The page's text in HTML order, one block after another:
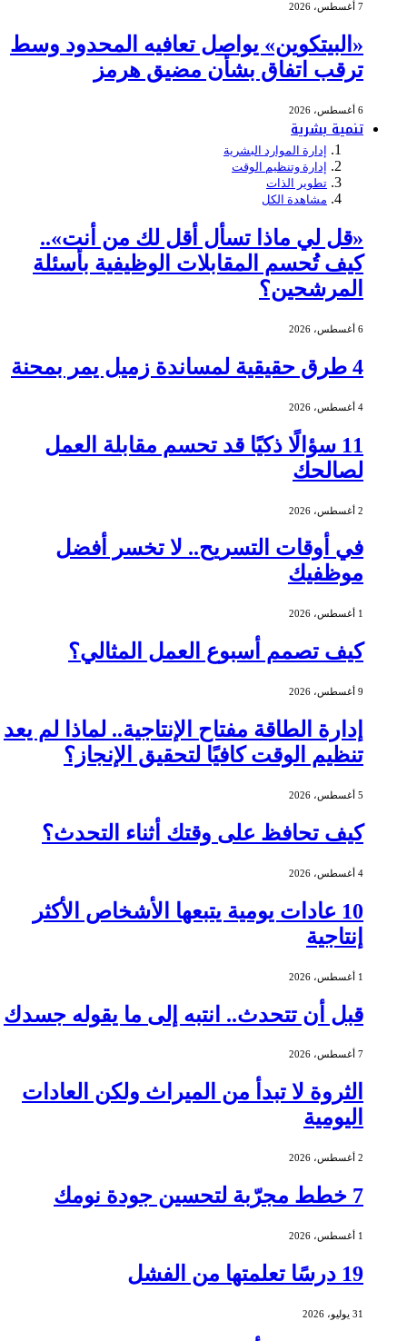
7 أغسطس، 2026
«البيتكوين» يواصل تعافيه المحدود وسط
ترقب اتفاق بشأن مضيق هرمز
6 أغسطس، 2026
تنمية بشرية
إدارة الموارد البشرية
إدارة وتنظيم الوقت
تطوير الذات
مشاهدة الكل
«قل لي ماذا تسأل أقل لك من أنت»..
كيف تُحسم المقابلات الوظيفية بأسئلة
المرشحين؟
6 أغسطس، 2026
4 طرق حقيقية لمساندة زميل يمر بمحنة
4 أغسطس، 2026
11 سؤالًا ذكيًا قد تحسم مقابلة العمل
لصالحك
2 أغسطس، 2026
في أوقات التسريح.. لا تخسر أفضل
موظفيك
1 أغسطس، 2026
كيف تصمم أسبوع العمل المثالي؟
9 أغسطس، 2026
إدارة الطاقة مفتاح الإنتاجية.. لماذا لم يعد
تنظيم الوقت كافيًا لتحقيق الإنجاز؟
5 أغسطس، 2026
كيف تحافظ على وقتك أثناء التحدث؟
4 أغسطس، 2026
10 عادات يومية يتبعها الأشخاص الأكثر
إنتاجية
1 أغسطس، 2026
قبل أن تتحدث.. انتبه إلى ما يقوله جسدك
7 أغسطس، 2026
الثروة لا تبدأ من الميراث ولكن العادات
اليومية
2 أغسطس، 2026
7 خطط مجرّبة لتحسين جودة نومك
1 أغسطس، 2026
19 درسًا تعلمتها من الفشل
31 يوليو، 2026